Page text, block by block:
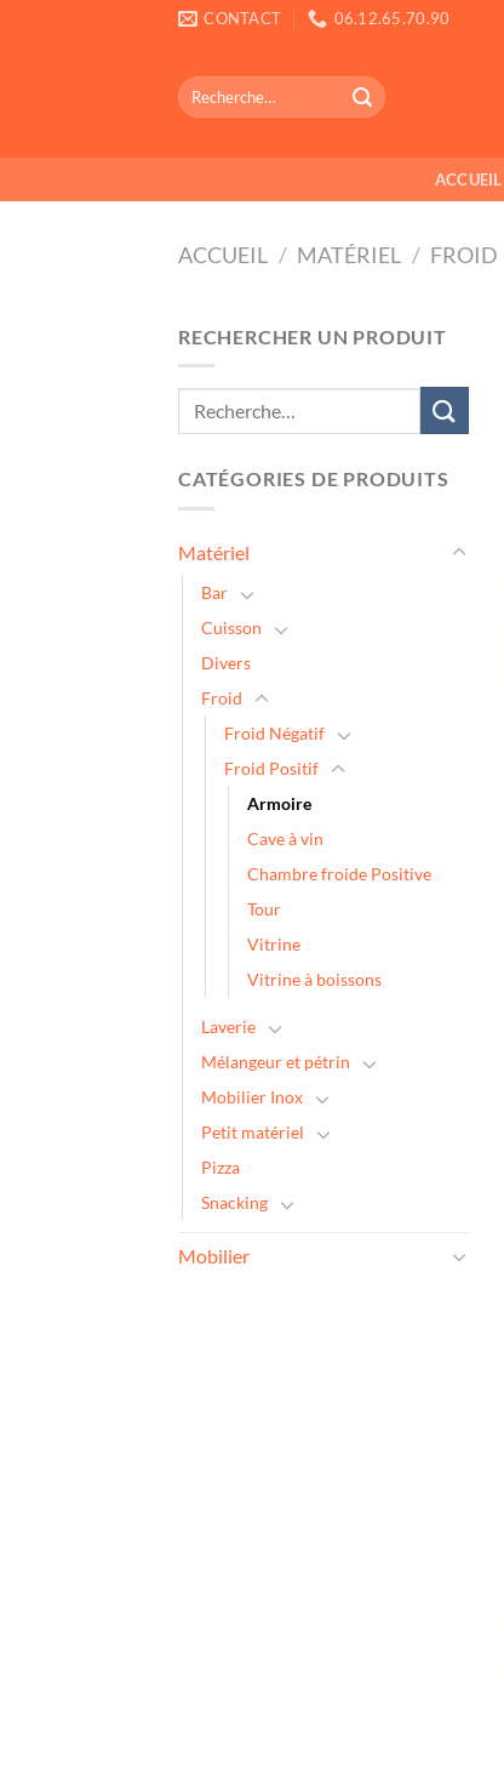
CONTACT 06.12.65.70.90
Recherche
pour :
ACCUEIL
ACCUEIL / MATÉRIEL / FROID
RECHERCHER UN PRODUIT
Recherche
pour :
CATÉGORIES DE PRODUITS
Matériel
Bar
Cuisson
Divers
Froid
Froid Négatif
Froid Positif
Armoire
Cave à vin
Chambre froide Positive
Tour
Vitrine
Vitrine à boissons
Laverie
Mélangeur et pétrin
Mobilier Inox
Petit matériel
Pizza
Snacking
Mobilier